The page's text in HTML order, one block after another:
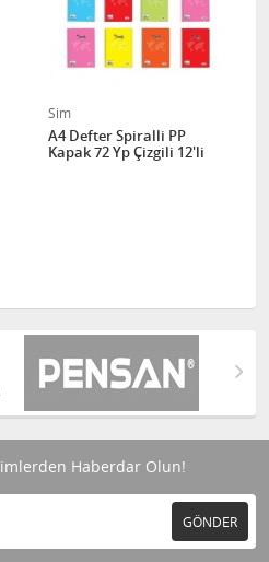
Sim
A4 Defter Spiralli PP
Kapak 72 Yp Çizgili 12'li
Haberdar Olun!
GÖNDER